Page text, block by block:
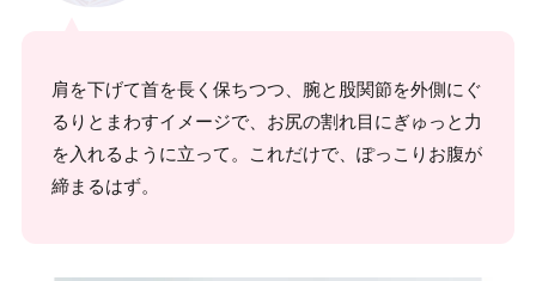
肩を下げて首を長く保ちつつ、腕と股関節を外側にぐ
るりとまわすイメージで、お尻の割れ目にぎゅっと力
を入れるように立って。これだけで、ぽっこりお腹が
締まるはず。